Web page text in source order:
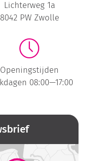
Lichterweg 1a
8042 PW Zwolle
Openingstijden
08:00—17:00